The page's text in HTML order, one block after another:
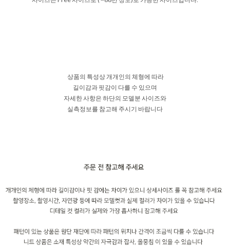
상품의 특성상 개개인의 체형에 따라
길이감과 핏감이 다를 수 있으며
자세한 사항은 하단의 모델분 사이즈와
실측정보를 참고해 주시기 바랍니다